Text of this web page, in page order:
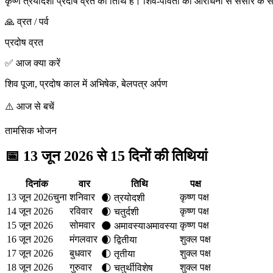
🙏 व्रत / पर्व
प्रदोष व्रत
✅ आज क्या करें
शिव पूजा, प्रदोष काल में अभिषेक, बेलपत्र अर्पण
⚠️ आज से बचें
तामसिक भोजन
📅 13 जून 2026 से 15 दिनों की तिथियां
दिनांक वार तिथि
पक्ष
13 जून 2026चुना शनिवार 🌒 त्रयोदशी
कृष्ण पक्ष
14 जून 2026
रविवार 🌒 चतुर्दशी
कृष्ण पक्ष
15 जून 2026
सोमवार 🌑 अमावस्याअमावस्या कृष्ण पक्ष
16 जून 2026
मंगलवार 🌒 द्वितीया
शुक्ल पक्ष
17 जून 2026
बुधवार 🌓 तृतीया
शुक्ल पक्ष
18 जून 2026
गुरुवार 🌓 चतुर्थीविशेष
शुक्ल पक्ष